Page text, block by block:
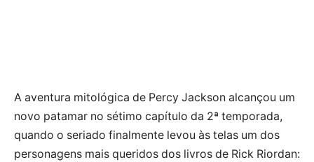
A aventura mitológica de Percy Jackson alcançou um
novo patamar no sétimo capítulo da 2ª temporada,
quando o seriado finalmente levou às telas um dos
personagens mais queridos dos livros de Rick Riordan: